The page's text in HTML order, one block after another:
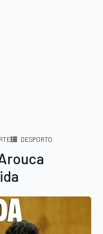
DESPORTO